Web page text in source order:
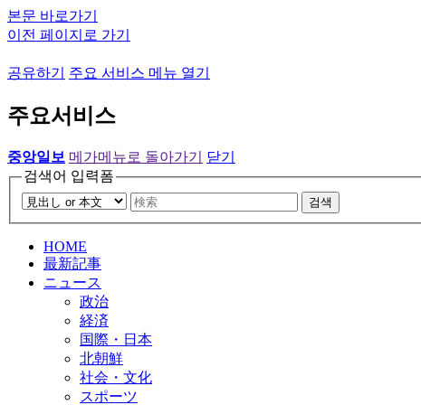
본문 바로가기
이전 페이지로 가기
공유하기 주요 서비스 메뉴 열기
주요서비스
중앙일보 메가메뉴로 돌아가기
닫기
검색어 입력폼
검색
HOME
最新記事
ニュース
政治
経済
国際・日本
北朝鮮
社会・文化
スポーツ